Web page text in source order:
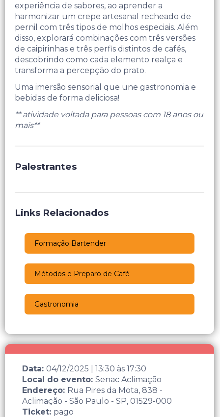
experiência de sabores, ao aprender a
harmonizar um crepe artesanal recheado de
pernil com três tipos de molhos especiais. Além
disso, explorará combinações com três versões
de caipirinhas e três perfis distintos de cafés,
descobrindo como cada elemento realça e
transforma a percepção do prato.
Uma imersão sensorial que une gastronomia e
bebidas de forma deliciosa!
** atividade voltada para pessoas com 18 anos ou
mais**
Palestrantes
Links Relacionados
Formação Bartender
Métodos e Preparo de Café
Gastronomia
Data: 04/12/2025 13:30 às 17:30
Local do evento: Senac Aclimação
Endereço: Rua Pires da Mota, 838 -
Aclimação - São Paulo - SP, 01529-000
Ticket: pago